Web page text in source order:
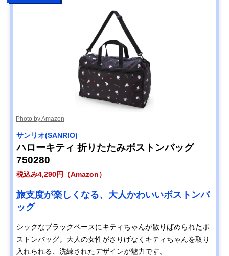
Photo by Amazon
サンリオ(SANRIO)
ハローキティ 折りたたみボストンバッグ
750280
税込み4,290円（Amazon）
旅支度が楽しくなる、大人かわいいボストンバ
ッグ
シックなブラックベースにキティちゃんが散りばめられたボ
ストンバッグ。大人の女性がさりげなくキティちゃんを取り
入れられる、洗練されたデザインが魅力です。